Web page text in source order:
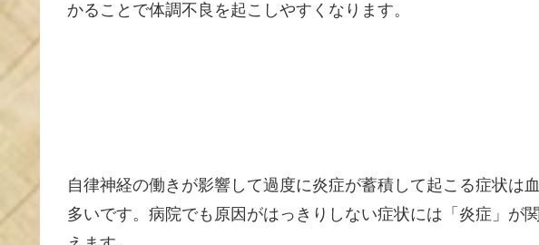
かることで体調不良を起こしやすくなります。
自律神経の働きが影響して過度に炎症が蓄積して起こる症状は
多いです。病院でも原因がはっきりしない症状には「炎症」が